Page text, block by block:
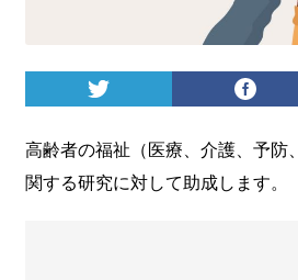
高齢者の福祉（医療、介護、予防
関する研究に対して助成します。